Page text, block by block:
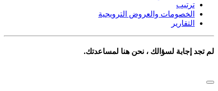
ترتيب
الخصومات والعروض الترويجية
التقارير
لم تجد إجابة لسؤالك ، نحن هنا لمساعدتك.